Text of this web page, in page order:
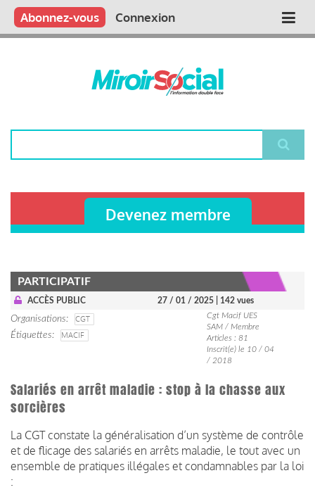
Aller
contenu
Main
Qui sommes nous ?
Vous publiez
Nous publions
Contactez-nous
Abonnez-vous Connexion
Devenez membre
PARTICIPATIF
ACCÈS PUBLIC 27 / 01 / 2025 | 142 vues
Organisations
CGT
Étiquettes
MACIF
Cgt Macif UES
SAM / Membre
Articles : 81
Inscrit(e) le 10 / 04
/ 2018
Salariés en arrêt maladie : stop à la chasse aux
sorcières
La CGT constate la généralisation d’un système de contrôle
et de flicage des salariés en arrêts maladie, le tout avec un
ensemble de pratiques illégales et condamnables par la loi
: